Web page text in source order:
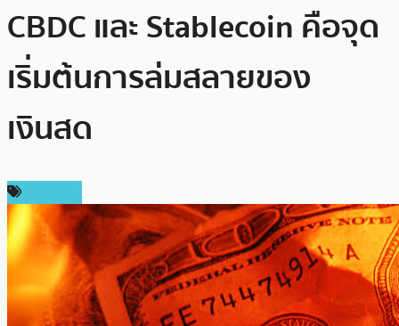
CBDC และ Stablecoin คือจุด
เริ่มต้นการล่มสลายของ
เงินสด